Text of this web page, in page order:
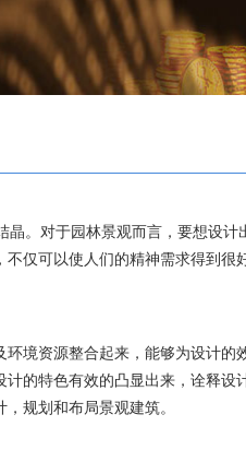
。对于园林景观而言，要想设计
仅可以使人们的精神需求得到很
境资源整合起来，能够为设计的
的特色有效的凸显出来，诠释设
规划和布局景观建筑。